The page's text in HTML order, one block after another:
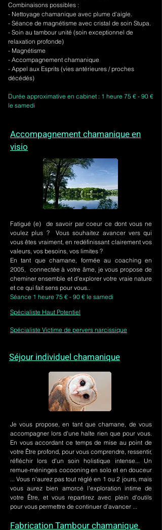
Combinaisons possibles :
- Nettoyage chamanique avec plume d'aigle.
- Séance de magnétisme avec cristal de soin Stupa.
- Soin au tambour unité (soin exceptionnel de
relaxation profonde)
- Magnétisme
- Accompagnement chamanique
- Appel aux Esprits (vies antérieures / proches
décédés)
Durée approximative en cabinet : 1 heure 75 € - 90 €
le samedi
Accompagnement chamanique en
visio
Fatigué (e) de savoir par coeur ce dont vous ne
voulez plus ? Vous souhaitez avancer vers qui
vous êtes vraiment, en redéfinissant clairement vos
valeurs, vos besoins, vos limites ?
En tant que chamane, formée au coaching en
2005, connectée à votre âme, je vous propose de
cheminer ensemble et d'explorer votre vraie nature
et ce qui fait sens pour vous..
Séance 1 heure 75 € - 90 € le samedi
Spécialiste Haut Potentiel
Spécialiste Victime de pervers narcissique
Séjour individuel chamanique
Je vous propose, en tant que chamane, de vous
accompagner lors d'une halte rien que pour vous.
En vous accordant ce temps de mise au point de
votre Être profond, pour vous comprendre, ressentir,
réfléchir lors d'un soin holistique intense... Un
remue-méninges cocooning en solo et en douceur
... Vous n'aurez pas tout réglé en 1 ou 2 jours, mais
vous aurez bien amorcé l'exploration intime de
votre Être, et vous repartirez avec plein d'outils
pour vous permettre de continuer d'avancer ...
Fabrication Tambour chamanique